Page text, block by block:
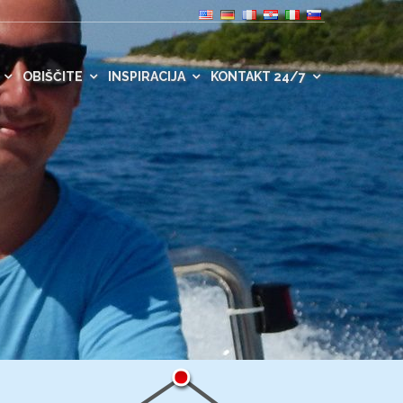
OBIŠČITE INSPIRACIJA KONTAKT 24/7